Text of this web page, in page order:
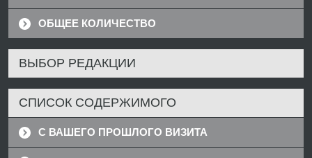
ОБЩЕЕ КОЛИЧЕСТВО
ВЫБОР РЕДАКЦИИ
СПИСОК СОДЕРЖИМОГО
С ВАШЕГО ПРОШЛОГО ВИЗИТА